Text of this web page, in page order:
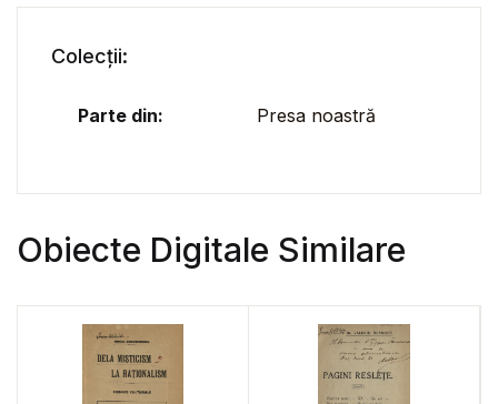
Colecții:
Parte din: Presa noastră
Obiecte Digitale Similare